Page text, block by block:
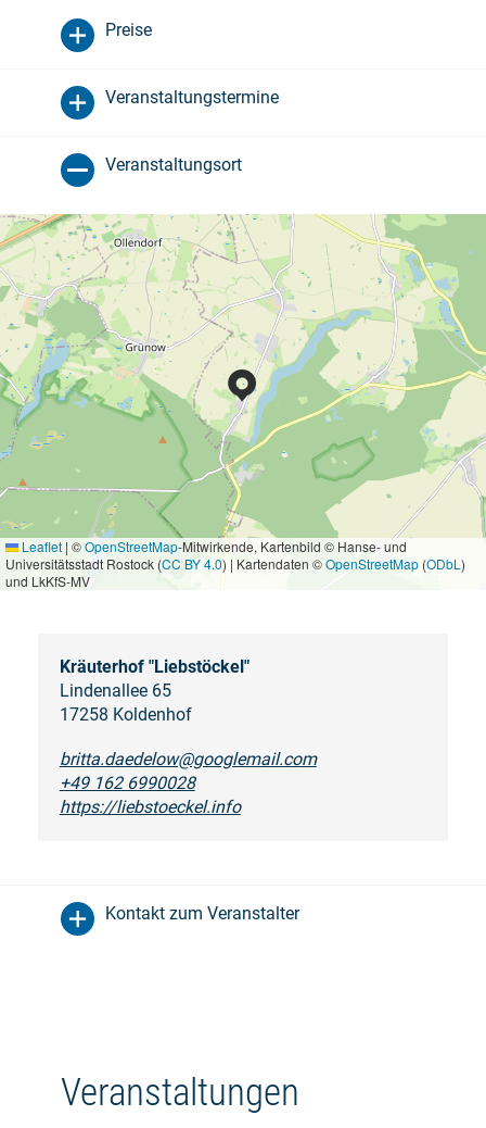
Preise
Veranstaltungstermine
Veranstaltungsort
Leaflet | ©OpenStreetMap-Mitwirkende, Kartenbild © Hanse- und
Universitätsstadt Rostock (CC BY 4.0) | Kartendaten ©OpenStreetMap (ODbL )
und LkKfS-MV
Kräuterhof "Liebstöckel"
Lindenallee 65
17258 Koldenhof
britta.daedelow@googlemail.com
+49 162 6990028
https://liebstoeckel.info
Kontakt zum Veranstalter
Veranstaltungen